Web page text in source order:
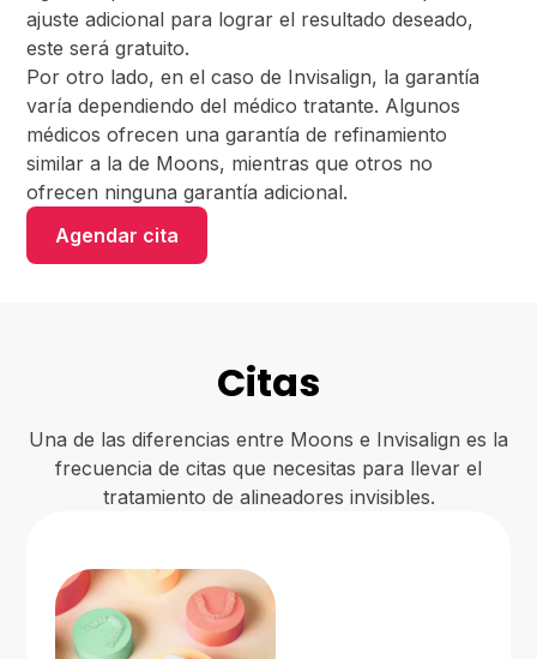
ajuste adicional para lograr el resultado deseado,
este será gratuito.
Por otro lado, en el caso de Invisalign, la garantía
varía dependiendo del médico tratante. Algunos
médicos ofrecen una garantía de refinamiento
similar a la de Moons, mientras que otros no
ofrecen ninguna garantía adicional.
Agendar cita
Citas
Una de las diferencias entre Moons e Invisalign es la
frecuencia de citas que necesitas para llevar el
tratamiento de alineadores invisibles.